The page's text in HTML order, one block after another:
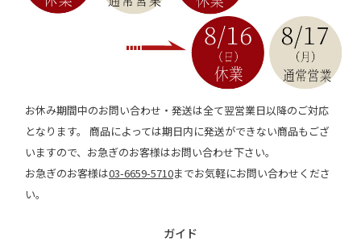
お休み期間中のお問い合わせ・発送は全て翌営業日以降のご対応
となります。 商品によっては期日内に発送ができない商品もござ
いますので、お急ぎのお客様はお問い合わせ下さい。
お急ぎのお客様は03-6659-5710までお気軽にお問い合わせくださ
い。
ガイド